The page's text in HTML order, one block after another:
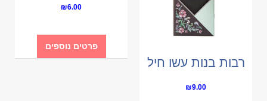
רבות בנות עשו חיל
₪9.00
₪6.00
פרטים נוספים